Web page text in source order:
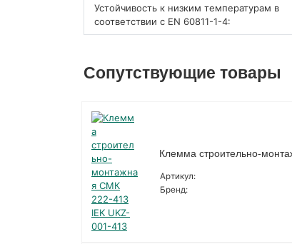
Устойчивость к низким температурам в
соответствии с EN 60811-1-4:
Сопутствующие товары
Клемма строительно-
Артикул:
Бренд: